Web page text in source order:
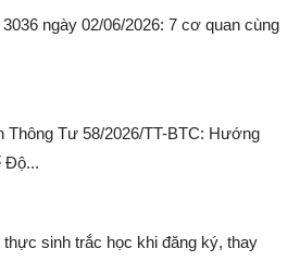
ngày 02/06/2026: 7 cơ quan cùng
Thông Tư 58/2026/TT-BTC: Hướng
Độ...
thực sinh trắc học khi đăng ký, thay